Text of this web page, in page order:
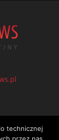
technicznej